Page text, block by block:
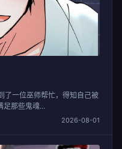
了一位巫师帮忙，得知自己被
足那些鬼魂...
2026-08-01